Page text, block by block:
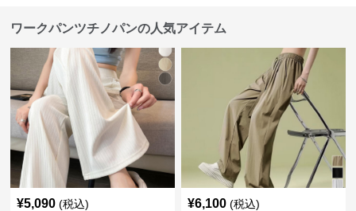
ワークパンツチノパンの人気アイテム
¥5,090 (税込) ¥6,100 (税込)